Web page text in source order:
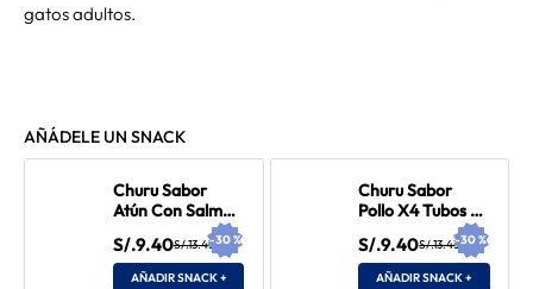
gatos adultos.
AÑÁDELE UN SNACK
Churu Sabor
Atún Con Salmón
X4 Tubos 56 gr
S/.13.43
S/.9.40 -30%
AÑADIR SNACK +
Churu Sabor
Pollo X4 Tubos 56
S/.13.43
S/.9.40 -30%
AÑADIR SNACK +